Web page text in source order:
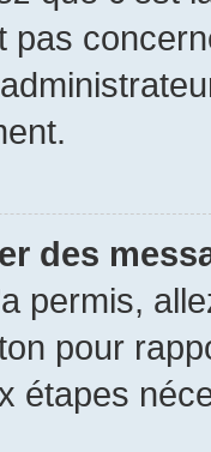
pas
des
permis,
pour
étapes